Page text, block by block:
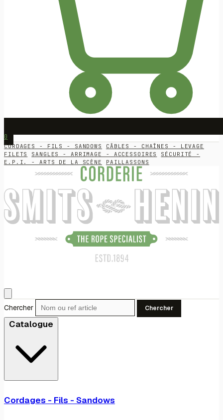
0
CORDAGES - FILS - SANDOWS
CÂBLES - CHAÎNES - LEVAGE
FILETS
SANGLES - ARRIMAGE - ACCESSOIRES
SÉCURITÉ -
E.P.I. - ARTS DE LA SCÈNE
PAILLASSONS
Chercher Chercher
Catalogue
Cordages - Fils - Sandows